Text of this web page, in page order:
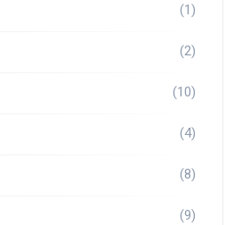
(1)
(2)
(10)
(4)
(8)
(9)